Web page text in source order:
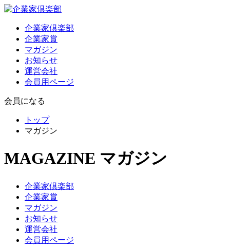
企業家倶楽部
企業家賞
マガジン
お知らせ
運営会社
会員用ページ
会員になる
トップ
マガジン
MAGAZINE マガジン
企業家倶楽部
企業家賞
マガジン
お知らせ
運営会社
会員用ページ